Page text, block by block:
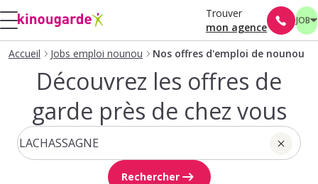
Trouver
mon agence
JOB
Accueil Jobs emploi nounou Nos offres d'emploi de nounou
Découvrez les offres de
garde près de chez vous
Rechercher